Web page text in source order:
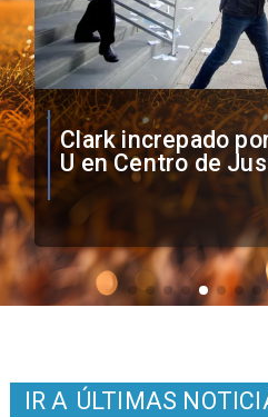
Vozinha firma
Colo como nuevo
IR A ÚLTIMAS